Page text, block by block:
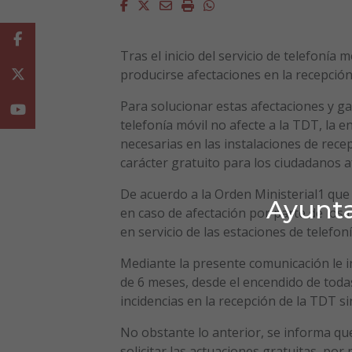
Facebook
Twitter
EmailImprimirWhatsapp
Tras el inicio del servicio de telefonía
producirse afectaciones en la
Para solucionar estas afectaciones y
telefonía móvil no afecte a la TDT, la
necesarias en las instalaciones de
carácter gratuito para los ciudadanos
De acuerdo a la Orden Ministerial1
en caso de afectación por parte de los
en servicio de las estaciones de
Mediante la presente comunicación
de 6 meses, desde el encendido de
incidencias en la recepción de la TDT
No obstante lo anterior, se informa
Facebook
Youtube